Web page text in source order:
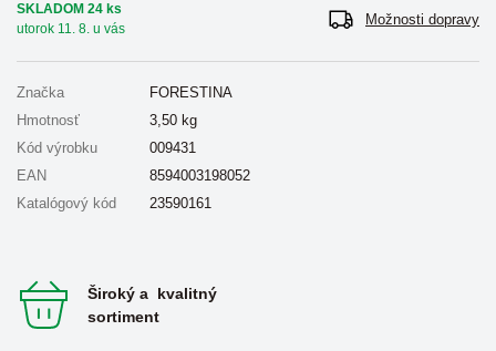
SKLADOM 24 ks
utorok 11. 8. u vás
Možnosti dopravy
Značka
FORESTINA
Hmotnosť
3,50 kg
Kód výrobku
009431
EAN
8594003198052
Katalógový kód
23590161
Široký a kvalitný
sortiment